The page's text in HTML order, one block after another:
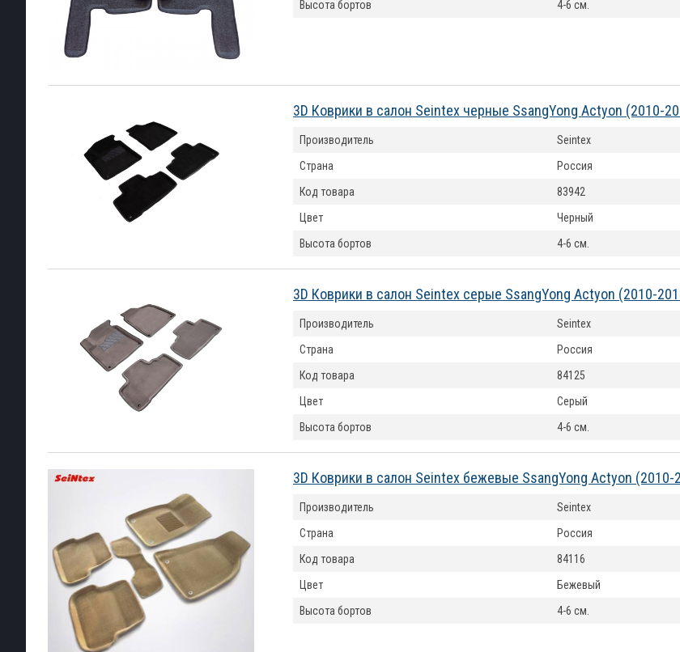
Высота бортов
4-6 см.
3D Коврики в салон Seintex черные SsangYong Actyon (2010-
Производитель
Seintex
Страна
Россия
Код товара
83942
Цвет
Черный
Высота бортов
4-6 см.
3D Коврики в салон Seintex серые SsangYong Actyon (2010-
Производитель
Seintex
Страна
Россия
Код товара
84125
Цвет
Серый
Высота бортов
4-6 см.
3D Коврики в салон Seintex бежевые SsangYong Actyon
Производитель
Seintex
Страна
Россия
Код товара
84116
Цвет
Бежевый
Высота бортов
4-6 см.